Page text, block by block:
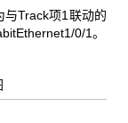
Track项1联动的
0/1。